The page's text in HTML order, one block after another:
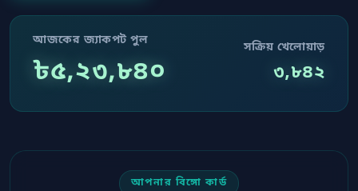
আজকের জ্যাকপট পুল
৳৫,২৩,৮৪০
সক্রিয় খেলোয়াড়
৩,৮৪২
আপনার বিঙ্গো কার্ড